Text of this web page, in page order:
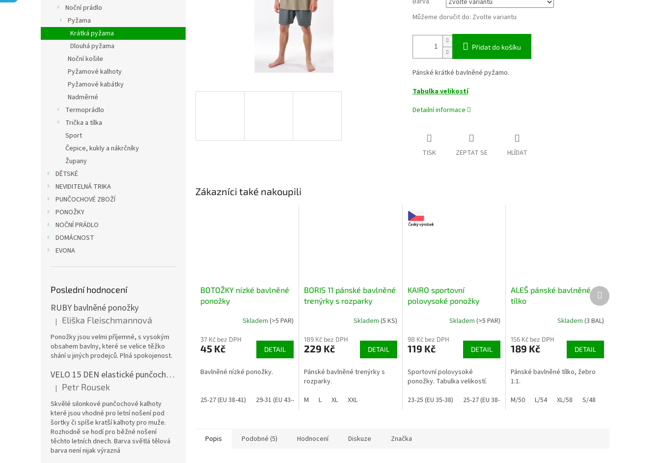
l
Noční prádlo
Pyžama
Krátká pyžama
Dlouhá pyžama
Noční košile
Pyžamové kalhoty
Pyžamové kabátky
Nadměrné
Termoprádlo
Trička a tílka
Sport
Čepice, kukly a nákrčníky
Župany
DĚTSKÉ
NEVIDITELNÁ TRIKA
PUNČOCHOVÉ ZBOŽÍ
PONOŽKY
NOČNÍ PRÁDLO
DOMÁCNOST
EVONA
Poslední hodnocení
RUBY bavlněné ponožky
Hodnocení produktu je 5 z 5 hvězdiček.
| Eliška Fleischmannová
Ponožky jsou velmi příjemné, s vysokým
obsahem bavlny, které se velice těžko
shání u jiných prodejců. Plná spokojenost.
VELO 15 DEN elastické punčochové kalhoty
Hodnocení produktu je 5 z 5 hvězdiček.
| Petr Rousek
Skvělé silonkové punčochové kalhoty
které jsou vhodné pro letní nošení pod
šortky či spíše kratší kalhoty pro muže.
Rozhodně se hodí pro běžné nošení
těchto letních dnech. Barva světlá tělová
barva není nijak výrazná
Můžeme doručit do: Zvolte variantu
Přidat do košíku
Pánské krátké bavlněné pyžamo.
Tabulka velikostí
Detailní informace
TISK ZEPTAT SE HLÍDAT
Zákazníci také nakoupili
BOTOŽKY nízké bavlněné
ponožky
Skladem (>5 PAR)
37 Kč bez DPH
45 Kč DETAIL
Bavlněné nízké ponožky.
25-27 (EU 38-41) 29-31 (EU 43-45)
BORIS 11 pánské bavlněné
trenýrky s rozparky
Skladem (5 KS)
189 Kč bez DPH
229 Kč DETAIL
Pánské bavlněné trenýrky s
rozparky.
M
L XL XXL
KAIRO sportovní
polovysoké ponožky
Skladem(>5 PAR)
98 Kč bez DPH
119 Kč DETAIL
Sportovní polovysoké
ponožky. Tabulka velikostí.
23-25 (EU 35-38)
25-27 (EU 38-41) 26-28 (EU 39-42) 29-31 (EU 43-47)
ALEŠ pánské bavlněné
tílko
Skladem (3 BAL)
156 Kč bez DPH
189 Kč DETAIL
Pánské bavlněné tílko, žebro
1:1.
M/50
L/54 XL/58 S/48
Další
produkt
Popis Podobné (5) Hodnocení Diskuze Značka